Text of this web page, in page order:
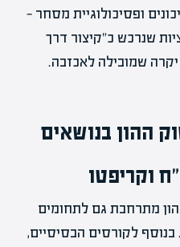
ופסיכולוגיית מסחר —
שנרכש כ"קיצור דרך
שמובילה לאכזבה.
ההון בנושאים
וקריפטו
מתרחבת גם לתחומים
בנוסף לקורסים הבסיסיים,